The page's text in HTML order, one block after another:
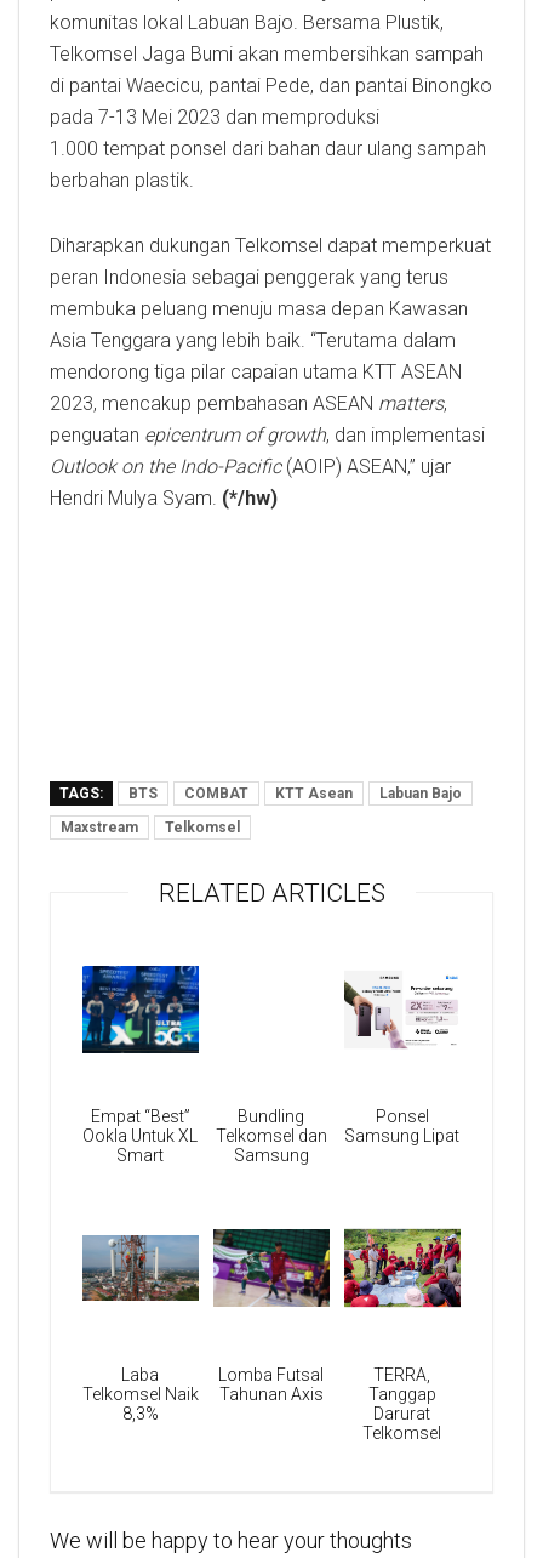
komunitas lokal Labuan Bajo. Bersama Plustik,
Telkomsel Jaga Bumi akan membersihkan sampah
di pantai Waecicu, pantai Pede, dan pantai Binongko
pada 7-13 Mei 2023 dan memproduksi
1.000 tempat ponsel dari bahan daur ulang sampah
berbahan plastik.
Diharapkan dukungan Telkomsel dapat memperkuat
peran Indonesia sebagai penggerak yang terus
membuka peluang menuju masa depan Kawasan
Asia Tenggara yang lebih baik. “Terutama dalam
mendorong tiga pilar capaian utama KTT ASEAN
2023, mencakup pembahasan ASEAN matters,
penguatan epicentrum of growth, dan implementasi
Outlook on the Indo-Pacific (AOIP) ASEAN,” ujar
Hendri Mulya Syam. (*/hw)
TAGS: BTS COMBAT KTT Asean
Labuan Bajo
Maxstream
Telkomsel
RELATED ARTICLES
Empat “Best”
Ookla Untuk XL
Smart
Bundling
Telkomsel dan
Samsung
Ponsel
Samsung Lipat
Laba
Telkomsel Naik
8,3%
Lomba Futsal
Tahunan Axis
TERRA,
Tanggap
Darurat
Telkomsel
We will be happy to hear your thoughts